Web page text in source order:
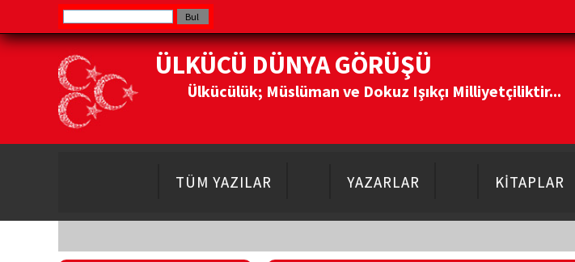
ÜLKÜCÜ DÜNYA GÖRÜŞÜ
Ülkücülük; Müslüman ve Dokuz Işıkçı Milliyetçiliktir...
TÜM YAZILAR YAZARLAR KİTAPLAR